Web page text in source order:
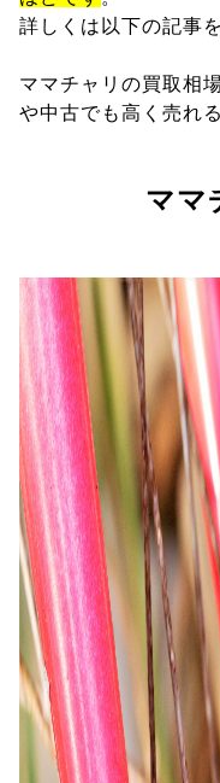
詳しくは以下の記事
ママチャリの買取相
や中古でも高く売れ
ママ